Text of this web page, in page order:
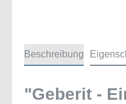
Beschreibung
"Geberit -